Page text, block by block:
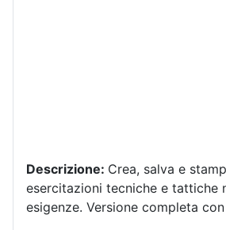
Descrizione: Crea, salva e
esercitazioni tecniche e tattiche
esigenze. Versione completa